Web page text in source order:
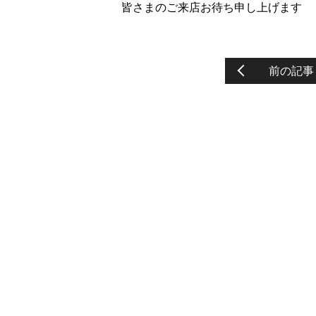
皆さまのご来店お待ち申し上げます
前の記事